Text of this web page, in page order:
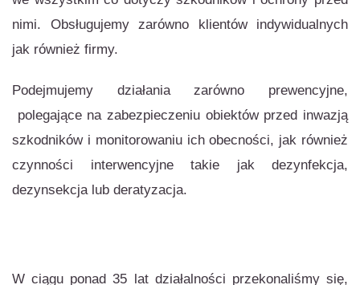
nimi. Obsługujemy zarówno klientów indywidualnych
jak również firmy.
Podejmujemy działania zarówno prewencyjne,
polegające na zabezpieczeniu obiektów przed inwazją
szkodników i monitorowaniu ich obecności, jak również
czynności interwencyjne takie jak dezynfekcja,
dezynsekcja lub deratyzacja.
W ciągu ponad 35 lat działalności przekonaliśmy się,